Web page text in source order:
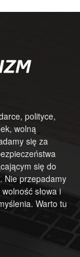
polityce,
wolną
się za
się do
Nie przepadamy
słowa i
Warto tu